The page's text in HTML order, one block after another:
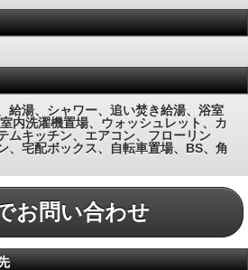
給湯、シャワー、追い焚き給湯、浴室
内洗濯機置場、ウォッシュレット、カ
ムキッチン、エアコン、フローリン
、宅配ボックス、自転車置場、BS、角
お問い合わせ